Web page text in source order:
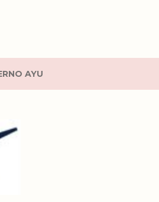
AYU